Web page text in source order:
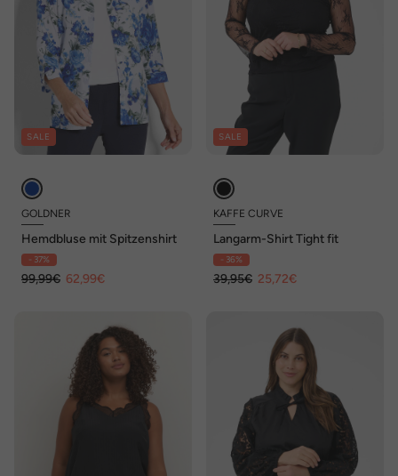
SALE
GOLDNER
Hemdbluse mit Spitzenshirt
- 37%
99,99€ 62,99€
SALE
KAFFE CURVE
Langarm-Shirt Tight fit
- 36%
39,95€ 25,72€